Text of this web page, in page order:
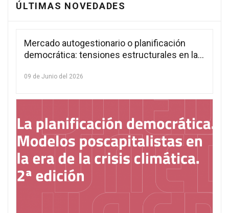
ÚLTIMAS NOVEDADES
Mercado autogestionario o planificación
democrática: tensiones estructurales en la
09 de Junio del 2026